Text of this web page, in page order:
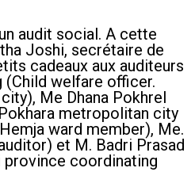
audit social. A cette
Joshi, secrétaire de
cadeaux aux auditeurs
(Child welfare officer.
Me Dhana Pokhrel
metropolitan city
ward member), Me.
et M. Badri Prasad
province coordinating